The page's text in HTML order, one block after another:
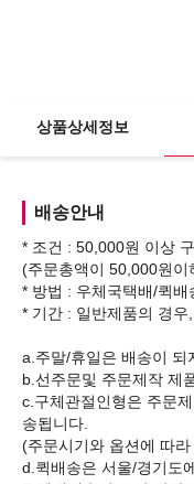
상품상세정보
배송안내
* 조건 : 50,000원 이상
(주문총액이 50,000원
* 방법 : 우체국택배/퀵배
* 기간 : 일반제품의 경
a.주말/휴일은 배송이 되
b.선주문및 주문제작 제
c.구체관절인형은 주문
송됩니다.
(주문시기와 옵션에 따
d.퀵배송은 서울/경기도